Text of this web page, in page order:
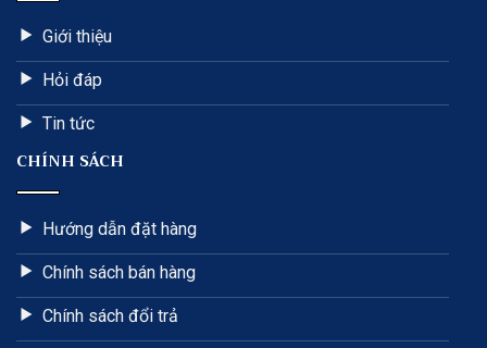
Giới thiệu
Hỏi đáp
Tin tức
CHÍNH SÁCH
Hướng dẫn đặt hàng
Chính sách bán hàng
Chính sách đổi trả